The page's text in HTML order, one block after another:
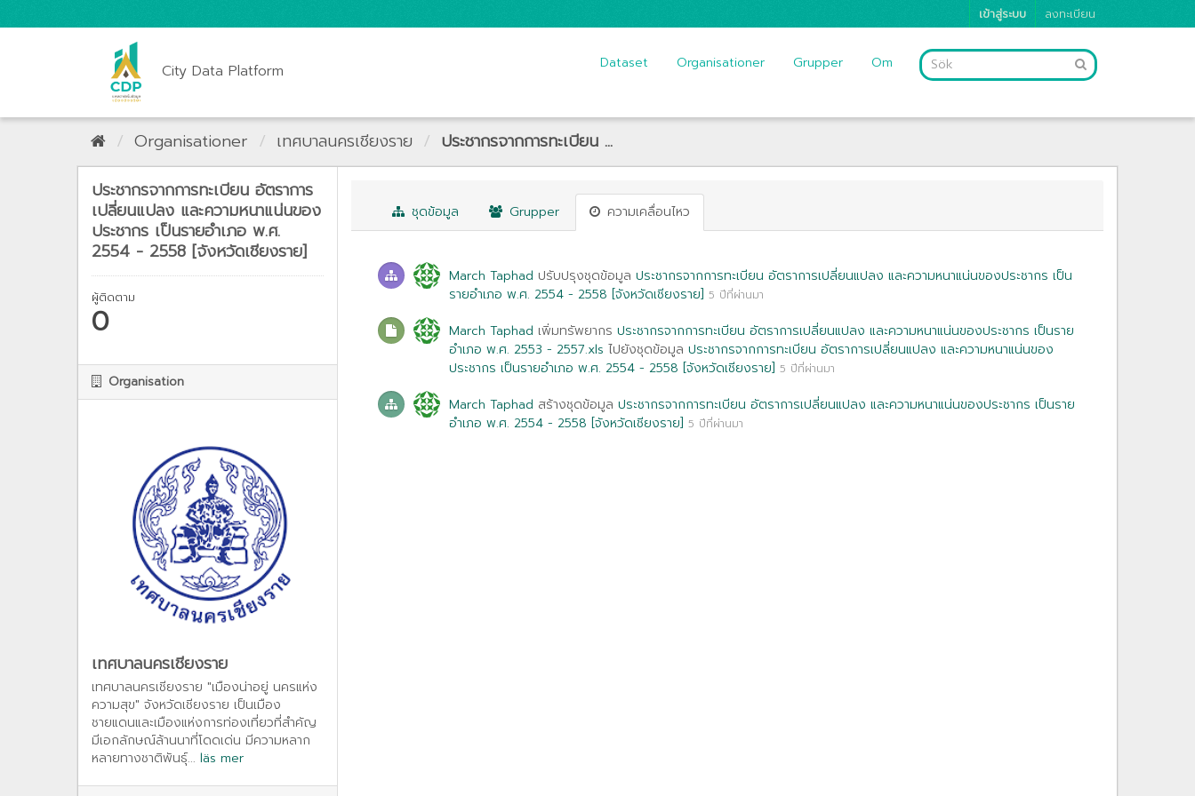
เข้าสู่ระบบ ลงทะเบียน
City Data Platform Dataset Organisationer Grupper Om
Organisationer เทศบาลนครเชียงราย
ประชากรจากการทะเบียน ...
ประชากรจากการทะเบียน อัตราการ
เปลี่ยนแปลง และความหนาแน่นของ
ประชากร เป็นรายอำเภอ พ.ศ.
2554 - 2558 [จังหวัดเชียงราย]
ผู้ติดตาม
0
Organisation
เทศบาลนครเชียงราย
เทศบาลนครเชียงราย "เมืองน่าอยู่ นครแห่ง
ความสุข" จังหวัดเชียงราย เป็นเมือง
ชายแดนและเมืองแห่งการท่องเที่ยวที่สำคัญ
มีเอกลักษณ์ล้านนาที่โดดเด่น มีความหลาก
หลายทางชาติพันธุ์... läs mer
ชุดข้อมูล Grupper ความเคลื่อนไหว
March Taphad ปรับปรุงชุดข้อมูล ประชากรจากการทะเบียน อัตราการเปลี่ยนแปลง และความหนาแน่นของประชากร เป็น
รายอำเภอ พ.ศ. 2554 - 2558 [จังหวัดเชียงราย] 5 ปีที่ผ่านมา
March Taphad เพิ่มทรัพยากร ประชากรจากการทะเบียน อัตราการเปลี่ยนแปลง และความหนาแน่นของประชากร เป็นราย
อำเภอ พ.ศ. 2553 - 2557.xls ไปยังชุดข้อมูล ประชากรจากการทะเบียน อัตราการเปลี่ยนแปลง และความหนาแน่นของ
ประชากร เป็นรายอำเภอ พ.ศ. 2554 - 2558 [จังหวัดเชียงราย] 5 ปีที่ผ่านมา
March Taphad สร้างชุดข้อมูล ประชากรจากการทะเบียน อัตราการเปลี่ยนแปลง และความหนาแน่นของประชากร เป็นราย
อำเภอ พ.ศ. 2554 - 2558 [จังหวัดเชียงราย] 5 ปีที่ผ่านมา